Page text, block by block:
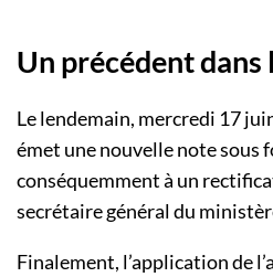
Un précédent dans
Le lendemain, mercredi 17
émet une nouvelle note sous
conséquemment à un
secrétaire général du
Finalement, l’application de